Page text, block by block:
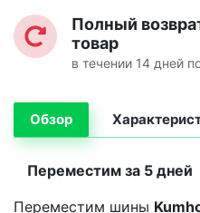
Полный
товар
в течении 14 дней
Обзор
Переместим за 5 дней
Переместим шины